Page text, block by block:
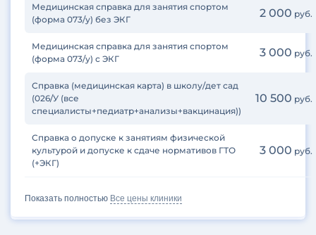
Медицинская справка для занятия спортом
(форма 073/у) без ЭКГ
2 000 руб.
Медицинская справка для занятия спортом
(форма 073/у) с ЭКГ
3 000 руб.
Справка (медицинская карта) в школу/дет сад
(026/У (все
специалисты+педиатр+анализы+вакцинация))
10 500 руб.
Справка о допуске к занятиям физической
культурой и допуске к сдаче нормативов ГТО
(+ЭКГ)
3 000 руб.
Показать полностью Все цены клиники